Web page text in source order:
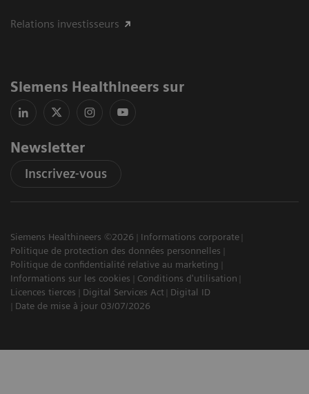
Relations investisseurs
Siemens Healthineers sur
Newsletter
Inscrivez-vous
Siemens Healthineers ©2026
Informations corporate
Politique de protection des données personnelles
Politique de confidentialité relative au marketing
Informations sur les cookies
Conditions d'utilisation
Licences tierces
Digital Services Act
Digital ID
Date de mise à jour 03/07/2026